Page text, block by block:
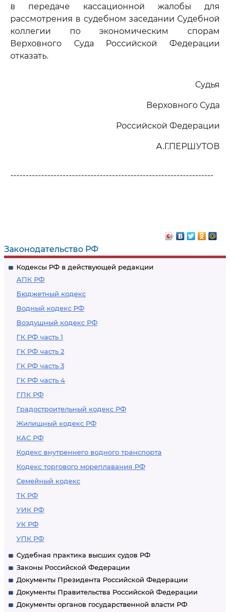
Законодательство РФ
Кодексы РФ в действующей редакции
АПК РФ
Бюджетный кодекс
Водный кодекс РФ
Воздушный кодекс РФ
ГК РФ часть 1
ГК РФ часть 2
ГК РФ часть 3
ГК РФ часть 4
ГПК РФ
Градостроительный кодекс РФ
Жилищный кодекс РФ
КАС РФ
Кодекс внутреннего водного транспорта
Кодекс торгового мореплавания РФ
Семейный кодекс
ТК РФ
УИК РФ
УК РФ
УПК РФ
Судебная практика высших судов РФ
Законы Российской Федерации
Документы Президента Российской Федерации
Документы Правительства Российской Федерации
Документы органов государственной власти РФ
в передаче кассационной жалобы для
рассмотрения в судебном заседании Судебной
коллегии по экономическим спорам
Верховного Суда Российской Федерации
отказать.
Судья
Верховного Суда
Российской Федерации
А.Г.ПЕРШУТОВ
------------------------------------------------------------------